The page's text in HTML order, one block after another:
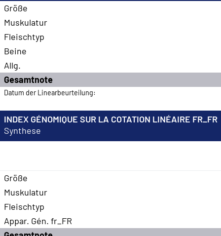
Größe
Muskulatur
Fleischtyp
Beine
Allg.
Gesamtnote
Datum der Linearbeurteilung:
INDEX GÉNOMIQUE SUR LA COTATION LINÉAIRE FR_FR
Synthese
Größe
Muskulatur
Fleischtyp
Appar. Gén. fr_FR